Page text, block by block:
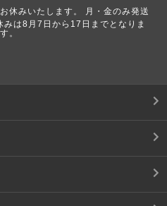
休みいたします。 月・金のみ発送
は8月7日から17日までとなりま
す。